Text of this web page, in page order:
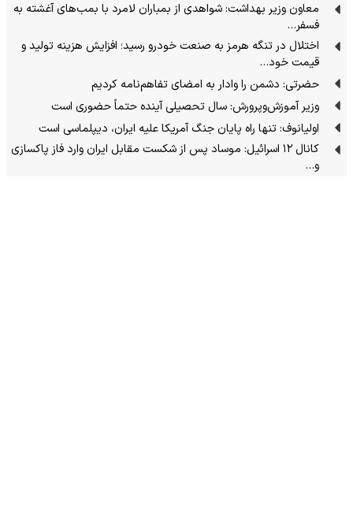
معاون وزیر بهداشت: شواهدی از بمباران لامرد با بمب‌های آغشته به
فسفر…
اختلال در تنگه هرمز به صنعت خودرو رسید؛ افزایش هزینه تولید و
قیمت خود…
حضرتی: دشمن را وادار به امضای تفاهم‌نامه کردیم
وزیر آموزش‌وپرورش: سال تحصیلی آینده حتماً حضوری است
اولیانوف: تنها راه پایان جنگ آمریکا علیه ایران، دیپلماسی است
کانال ۱۲ اسرائیل: موساد پس از شکست مقابل ایران وارد فاز پاکسازی
و…